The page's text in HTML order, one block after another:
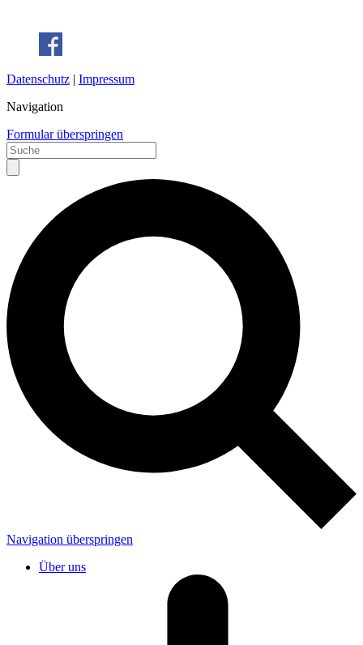
Datenschutz | Impressum
Navigation
Formular überspringen
Navigation überspringen
Über uns